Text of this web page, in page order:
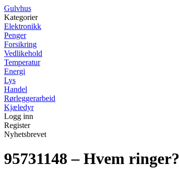
Gulvhus
Kategorier
Elektronikk
Penger
Forsikring
Vedlikehold
Temperatur
Energi
Lys
Handel
Rørleggerarbeid
Kjæledyr
Logg inn
Register
Nyhetsbrevet
95731148 – Hvem ringer?